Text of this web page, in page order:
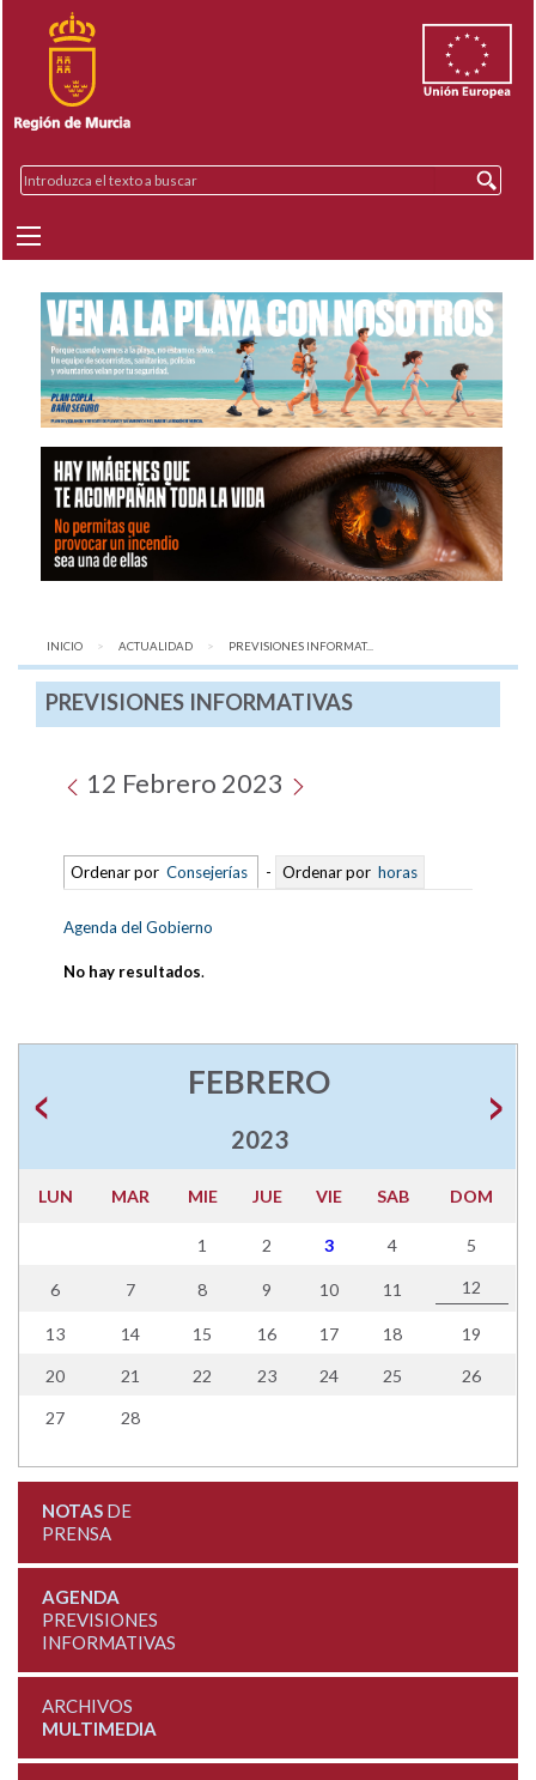
INICIO ACTUALIDAD AQUÍ:
PREVISIONES INFORMAT...
PREVISIONES INFORMATIVAS
12 Febrero 2023
Ordenar por Consejerías - Ordenar por horas
Agenda del Gobierno
No hay resultados.
FEBRERO
2023
LUN MAR MIE JUE VIE SAB DOM
1 2 3 4 5
6 7 8 9 10 11 12
13 14 15 16 17 18 19
20 21 22 23 24 25 26
27 28
NOTASDE
PRENSA
AGENDA
PREVISIONES
INFORMATIVAS
ARCHIVOS
MULTIMEDIA